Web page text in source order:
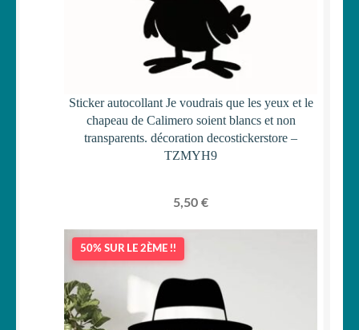
Sticker autocollant Je voudrais que les yeux et le
chapeau de Calimero soient blancs et non
transparents. décoration decostickerstore –
TZMYH9
5,50 €
50% SUR LE 2ÈME !!